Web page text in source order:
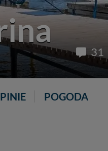
31
POGODA